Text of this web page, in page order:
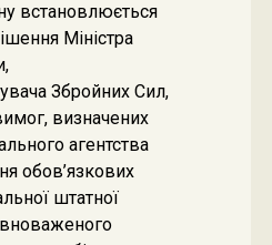
встановлюється
Міністра
Збройних Сил,
визначених
агентства
обов’язкових
штатної